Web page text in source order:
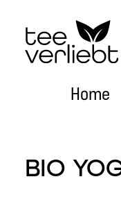
Hauptinhalt springen
Zur Hauptnavigation
Home
BIO